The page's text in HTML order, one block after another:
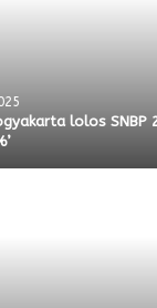
lolos SNBP